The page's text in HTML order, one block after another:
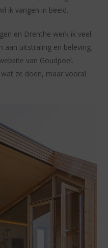
ik vangen in beeld.
en Drenthe werk ik veel
aan uitstraling en beleving.
van Goudpoel.
ze doen, maar vooral